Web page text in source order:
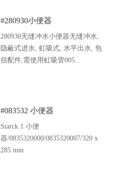
#280930小便器
280930无缝冲水小便器无缝冲水,
隐蔽式进水, 虹吸式, 水平出水, 包
括配件,需使用虹吸管005...
#083532 小便器
Starck 1 小便
器/0835320000/0835320007/320 x
285 mm